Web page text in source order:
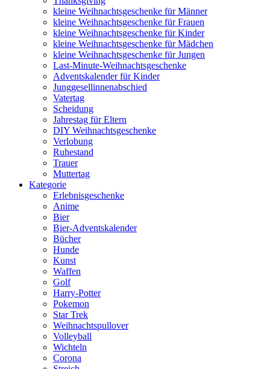
kleine Weihnachtsgeschenke für Männer
kleine Weihnachtsgeschenke für Frauen
kleine Weihnachtsgeschenke für Kinder
kleine Weihnachtsgeschenke für Mädchen
kleine Weihnachtsgeschenke für Jungen
Last-Minute-Weihnachtsgeschenke
Adventskalender für Kinder
Junggesellinnenabschied
Vatertag
Scheidung
Jahrestag für Eltern
DIY Weihnachtsgeschenke
Verlobung
Ruhestand
Trauer
Muttertag
Kategorie
Erlebnisgeschenke
Anime
Bier
Bier-Adventskalender
Bücher
Hunde
Kunst
Waffen
Golf
Harry-Potter
Pokemon
Star Trek
Weihnachtspullover
Volleyball
Wichteln
Corona